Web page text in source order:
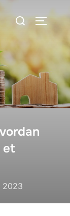
Søg
SLÅ
et
2023